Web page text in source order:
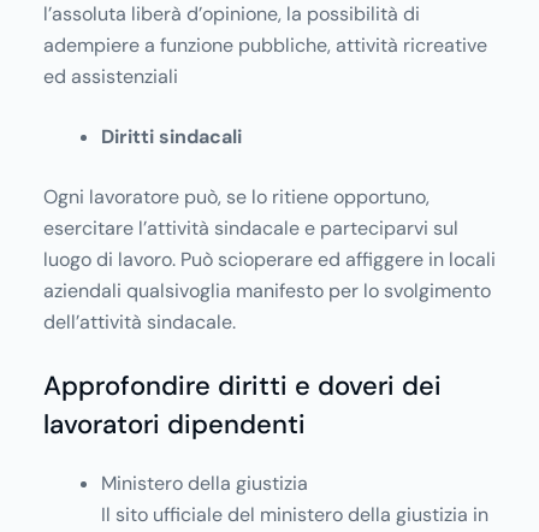
l’assoluta liberà d’opinione, la possibilità di
adempiere a funzione pubbliche, attività ricreative
ed assistenziali
Diritti sindacali
Ogni lavoratore può, se lo ritiene opportuno,
esercitare l’attività sindacale e parteciparvi sul
luogo di lavoro. Può scioperare ed affiggere in locali
aziendali qualsivoglia manifesto per lo svolgimento
dell’attività sindacale.
Approfondire diritti e doveri dei
lavoratori dipendenti
Ministero della giustizia
Il sito ufficiale del ministero della giustizia in